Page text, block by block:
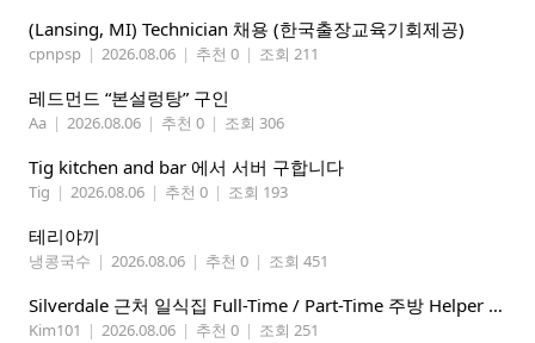
(Lansing, MI) Technician 채용 (한국출장교육기회제공)
cpnpsp | 2026.08.06 | 추천 0 | 조회 211
레드먼드 “본설렁탕” 구인
Aa | 2026.08.06 | 추천 0 | 조회 306
Tig kitchen and bar 에서 서버 구합니다
Tig | 2026.08.06 | 추천 0 | 조회 193
테리야끼
냉콩국수 | 2026.08.06 | 추천 0 | 조회 451
Silverdale 근처 일식집 Full-Time / Part-Time 주방 Helper 구합니다.
Kim101 | 2026.08.06 | 추천 0 | 조회 251